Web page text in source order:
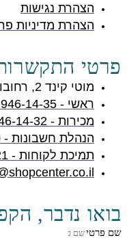
הצהרת נגישות
הצהרת מדיניות
פרטי
מוטי קינד 2, רחובות
ראשי - 08-946-14-35
מכירות - 08-946-14-32
הנהלת חשבונות - 08-669-04-80
תמיכת לקוחות - 08-946-14-21
בואו נדבר,
שם פרטי